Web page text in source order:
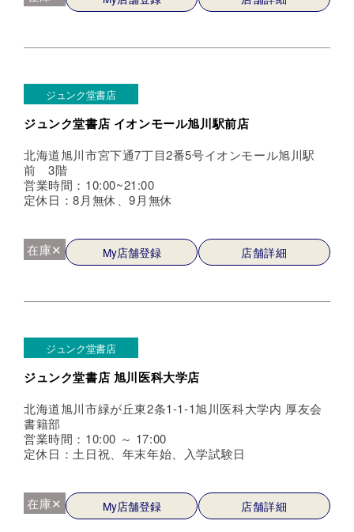
ジュンク堂書店
ジュンク堂書店 イオンモール旭川駅前店
北海道旭川市宮下通7丁目2番5号イオンモール旭川駅
前 3階
営業時間：10:00~21:00
定休日：8月無休、9月無休
在庫✕ My店舗登録 店舗詳細
ジュンク堂書店
ジュンク堂書店 旭川医科大学店
北海道旭川市緑が丘東2条1-1-1旭川医科大学内 厚友会
書籍部
営業時間：10:00 ～ 17:00
定休日：土日祝、年末年始、入学試験日
在庫✕ My店舗登録 店舗詳細